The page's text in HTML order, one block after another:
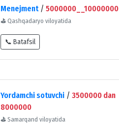
Menejment/ 5000000__10000000
⛳ Qashqadaryo viloyatida
📞 Batafsil
Yordamchi sotuvchi / 3500000 dan
8000000
⛳ Samarqand viloyatida